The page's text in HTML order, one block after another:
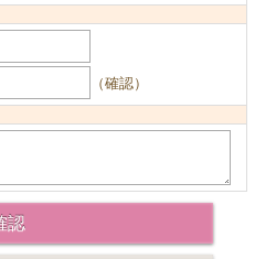
（確認）
お支払・送料
サイズの測り方
ブログ
ニュースレター購読
マイページログイン